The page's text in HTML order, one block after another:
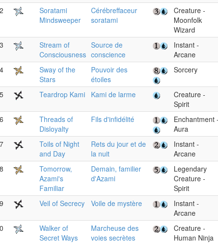
Soratami
Mindsweeper
Cérébreffaceur
soratami
Creature -
Moonfolk
Wizard
Stream of
Consciousness
Source de
conscience
Instant -
Arcane
Sway of the
Stars
Pouvoir des
étoiles
Sorcery
Teardrop Kami Kami de larme
Creature -
Spirit
Threads of
Disloyalty
Fils d'infidélité
Enchantment
Aura
Toils of Night
and Day
Rets du jour et de
la nuit
Instant -
Arcane
Tomorrow,
Azami's
Familiar
Demain, familier
d'Azami
Legendary
Creature -
Spirit
Veil of Secrecy Voile de mystère
Instant -
Arcane
Walker of
Secret Ways
Marcheuse des
voies secrètes
Creature -
Human Ninja